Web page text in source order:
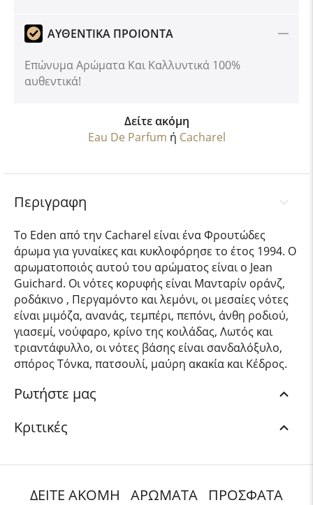
ΑΥΘΕΝΤΙΚΑ ΠΡΟΙΟΝΤΑ
Επώνυμα Αρώματα Και Καλλυντικά 100%
αυθεντικά!
Δείτε ακόμη
Eau De Parfum ή Cacharel
Περιγραφη
Το Eden από την Cacharel είναι ένα Φρουτώδες
άρωμα για γυναίκες και κυκλοφόρησε το έτος 1994. Ο
αρωματοποιός αυτού του αρώματος είναι ο Jean
Guichard. Οι νότες κορυφής είναι Μανταρίν οράνζ,
ροδάκινο , Περγαμόντο και λεμόνι, οι μεσαίες νότες
είναι μιμόζα, ανανάς, τεμπέρι, πεπόνι, άνθη ροδιού,
γιασεμί, νούφαρο, κρίνο της κοιλάδας, Λωτός και
τριαντάφυλλο, οι νότες βάσης είναι σανδαλόξυλο,
σπόρος Τόνκα, πατσουλί, μαύρη ακακία και Κέδρος.
Ρωτήστε μας
Κριτικές
ΔΕΙΤΕ ΑΚΟΜΗ ΑΡΩΜΑΤΑ ΠΡΟΣΦΑΤΑ